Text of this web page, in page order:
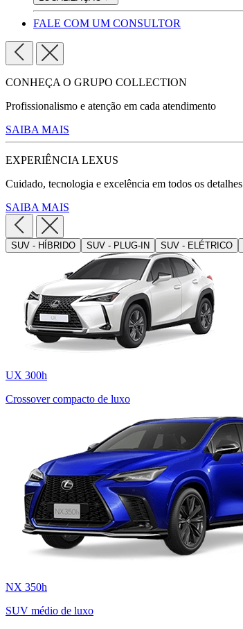
FALE COM UM CONSULTOR
CONHEÇA O GRUPO COLLECTION
Profissionalismo e atenção em cada atendimento
SAIBA MAIS
EXPERIÊNCIA LEXUS
Cuidado, tecnologia e excelência em todos os detalhes
SAIBA MAIS
SUV - HÍBRIDO SUV - PLUG-IN SUV - ELÉTRICO
UX 300h
Crossover compacto de luxo
NX 350h
SUV médio de luxo